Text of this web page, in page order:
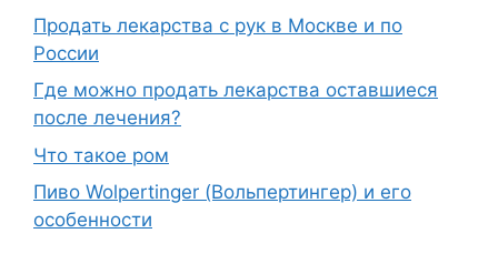
Продать лекарства с рук в Москве и по
России
Где можно продать лекарства оставшиеся
после лечения?
Что такое ром
Пиво Wolpertinger (Вольпертингер) и его
особенности